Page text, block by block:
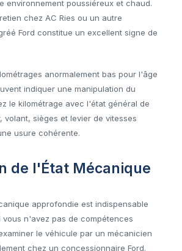
environnement poussiéreux et chaud.
chez AC Ries ou un autre
Ford constitue un excellent signe de
anormalement bas pour l'âge
indiquer une manipulation du
le kilométrage avec l'état général de
volant, sièges et levier de vitesses
usure cohérente.
de l'État Mécanique
approfondie est indispensable
vous n'avez pas de compétences
le véhicule par un mécanicien
chez un concessionnaire Ford.